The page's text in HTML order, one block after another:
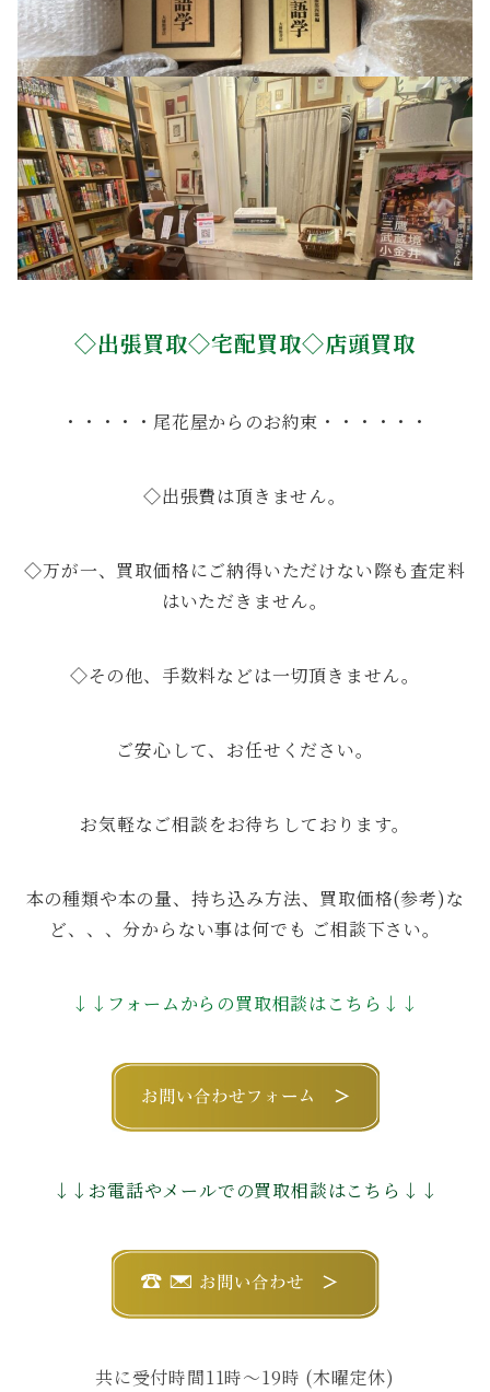
◇出張買取◇宅配買取◇店頭買取
・・・・・尾花屋からのお約束・・・・・・
◇出張費は頂きません。
◇万が一、買取価格にご納得いただけない際も査定料
はいただきません。
◇その他、手数料などは一切頂きません。
ご安心して、お任せください。
お気軽なご相談をお待ちしております。
本の種類や本の量、持ち込み方法、買取価格(参考)な
ど、、、分からない事は何でも ご相談下さい。
↓↓フォームからの買取相談はこちら↓↓
↓↓お電話やメールでの買取相談はこちら↓↓
共に受付時間11時〜19時 (木曜定休)